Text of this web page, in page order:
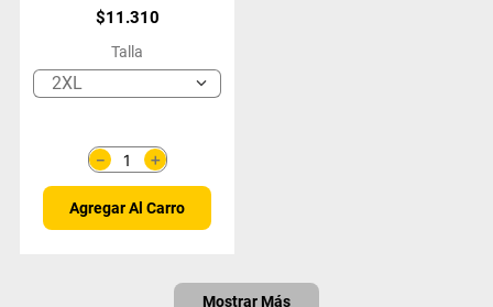
$11 .310
Talla
2XL
＋
－
Agregar Al Carro
Mostrar Más